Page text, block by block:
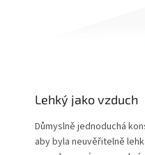
Lehký jako vzduch
Důmyslně jednoduchá
aby byla neuvěřitelně